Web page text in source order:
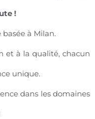
!
à Milan.
et à la qualité, chacun
unique.
dans les domaines